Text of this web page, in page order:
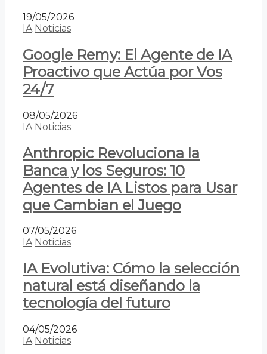
19/05/2026
IA Noticias
Google Remy: El Agente de IA
Proactivo que Actúa por Vos
24/7
08/05/2026
IA Noticias
Anthropic Revoluciona la
Banca y los Seguros: 10
Agentes de IA Listos para Usar
que Cambian el Juego
07/05/2026
IA Noticias
IA Evolutiva: Cómo la selección
natural está diseñando la
tecnología del futuro
04/05/2026
IA Noticias